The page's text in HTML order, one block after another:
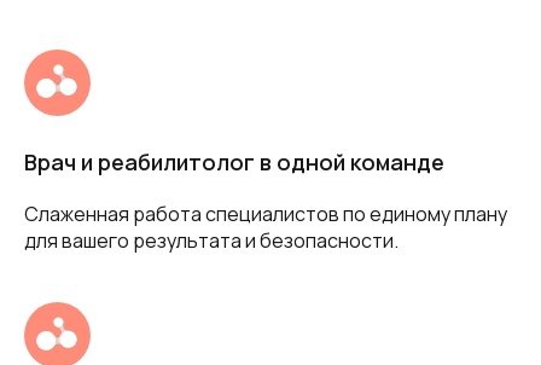
Врач и реабилитолог в одной команде
Слаженная работа специалистов по единому плану
для вашего результата и безопасности.